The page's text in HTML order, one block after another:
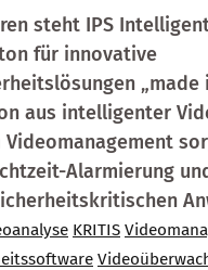
steht IPS
für innovative
„made
aus intelligenter
Videomanagement
Alarmierung
KRITIS